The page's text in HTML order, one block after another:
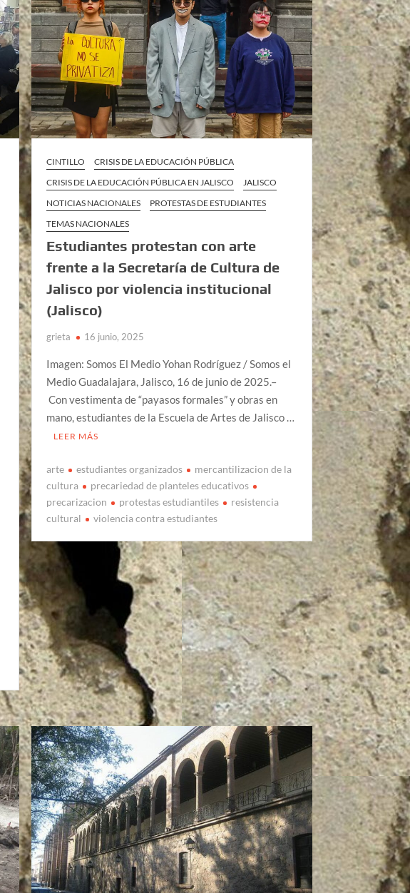
CINTILLO
CRISIS DE LA EDUCACIÓN PÚBLICA
CRISIS DE LA EDUCACIÓN PÚBLICA EN JALISCO
JALISCO
NOTICIAS NACIONALES
PROTESTAS DE ESTUDIANTES
TEMAS NACIONALES
Estudiantes protestan con arte
frente a la Secretaría de Cultura de
Jalisco por violencia institucional
(Jalisco)
grieta 16 junio, 2025
Imagen: Somos El Medio Yohan Rodríguez / Somos el
Medio Guadalajara, Jalisco, 16 de junio de 2025.–
Con vestimenta de “payasos formales” y obras en
mano, estudiantes de la Escuela de Artes de Jalisco …
LEER MÁS
arte estudiantes organizados
mercantilizacion de la
cultura
precariedad de planteles educativos
precarizacion
protestas estudiantiles
resistencia
cultural
violencia contra estudiantes